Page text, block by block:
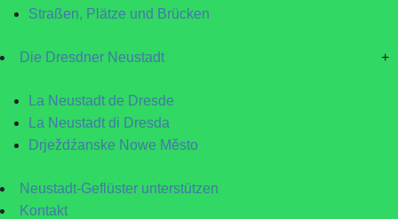
Straßen, Plätze und Brücken
Die Dresdner Neustadt +
La Neustadt de Dresde
La Neustadt di Dresda
Drježdźanske Nowe Město
Neustadt-Geflüster unterstützen
Kontakt